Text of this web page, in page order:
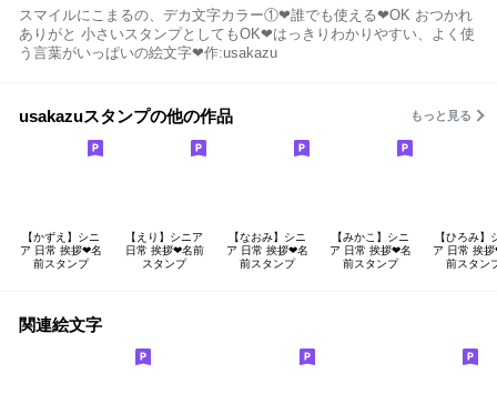
スマイルにこまるの、デカ文字カラー①❤誰でも使える❤OK おつかれ
ありがと 小さいスタンプとしてもOK❤はっきりわかりやすい、よく使
う言葉がいっぱいの絵文字❤作:usakazu
usakazuスタンプの他の作品 もっと見る
【かずえ】シニ
ア 日常 挨拶❤名
前スタンプ
【えり】シニア
日常 挨拶❤名前
スタンプ
【なおみ】シニ
ア 日常 挨拶❤名
前スタンプ
【みかこ】シニ
ア 日常 挨拶❤名
前スタンプ
【ひろみ】
ア 日常 挨
前スタン
関連絵文字